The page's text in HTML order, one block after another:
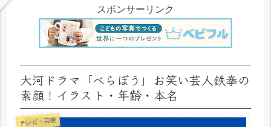
スポンサーリンク
大河ドラマ「べらぼう」お笑い芸人鉄拳の
素顔！イラスト・年齢・本名
テレビ・芸能